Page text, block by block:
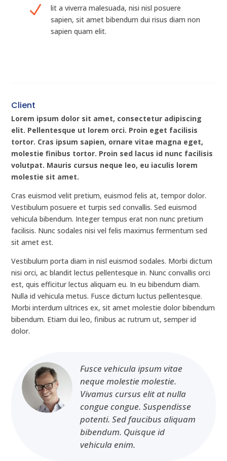
N
lit a viverra malesuada, nisi nisl posuere
sapien, sit amet bibendum dui risus diam non
sapien quam elit.
Client
Lorem ipsum dolor sit amet, consectetur adipiscing
elit. Pellentesque ut lorem orci. Proin eget facilisis
tortor. Cras ipsum sapien, ornare vitae magna eget,
molestie finibus tortor. Proin sed lacus id nunc facilisis
volutpat. Mauris cursus neque leo, eu iaculis lorem
molestie sit amet.
Cras euismod velit pretium, euismod felis at, tempor dolor.
Vestibulum posuere et turpis sed convallis. Sed euismod
vehicula bibendum. Integer tempus erat non nunc pretium
facilisis. Nunc sodales nisi vel felis maximus fermentum sed
sit amet est.
Vestibulum porta diam in nisl euismod sodales. Morbi dictum
nisi orci, ac blandit lectus pellentesque in. Nunc convallis orci
est, quis efficitur lectus aliquam eu. In eu bibendum diam.
Nulla id vehicula metus. Fusce dictum luctus pellentesque.
Morbi interdum ultrices ex, sit amet molestie dolor bibendum
bibendum. Etiam dui leo, finibus ac rutrum ut, semper id
dolor.
Fusce vehicula ipsum vitae
neque molestie molestie.
Vivamus cursus elit at nulla
congue congue. Suspendisse
potenti. Sed faucibus aliquam
bibendum. Quisque id
vehicula enim.